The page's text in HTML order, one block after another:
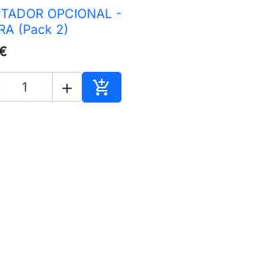
 Vista rápida
OPCIONAL -
(Pack 2)
 
Adicionar ao carrinho